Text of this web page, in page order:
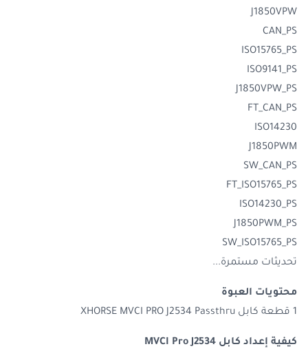
J1850VPW
CAN_PS
ISO15765_PS
ISO9141_PS
J1850VPW_PS
FT_CAN_PS
ISO14230
J1850PWM
SW_CAN_PS
FT_ISO15765_PS
ISO14230_PS
J1850PWM_PS
SW_ISO15765_PS
تحديثات مستمرة...
محتويات العبوة
1 قطعة كابل XHORSE MVCI PRO J2534 Passthru
كيفية إعداد كابل MVCI Pro J2534